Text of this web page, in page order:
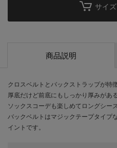
サイ
商品説明
クロスベルトとバックストラップが特
厚底だけど前底にもしっかり厚みがあ
ソックスコーデも楽しめてロングシー
バックベルトはマジックテープタイプ
イントです。